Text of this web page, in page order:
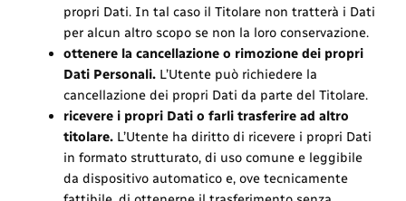
propri Dati. In tal caso il Titolare non tratterà i Dati
per alcun altro scopo se non la loro conservazione.
ottenere la cancellazione o rimozione dei propri
Dati Personali. L’Utente può richiedere la
cancellazione dei propri Dati da parte del Titolare.
ricevere i propri Dati o farli trasferire ad altro
titolare. L’Utente ha diritto di ricevere i propri Dati
in formato strutturato, di uso comune e leggibile
da dispositivo automatico e, ove tecnicamente